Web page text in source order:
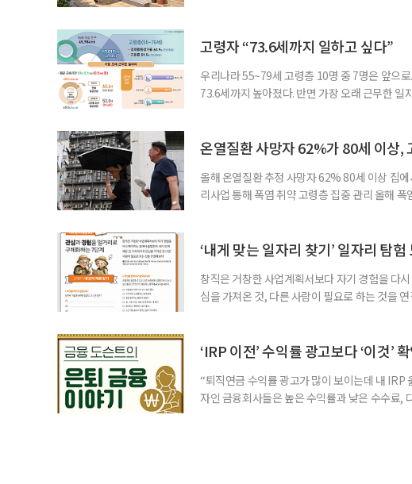
여름호에 실린 ‘통합돌봄 시행에 따른 고령자 주
고령자 “73.6세까지 일하고 싶다”
우리나라 55~79세 고령층 10명 중 7명은 앞으
73.6세까지 높아졌다. 반면 가장 오래 근무한
7000명으로, 1년 전보다 57만 명 증가했다. 15세
온열질환 사망자 62%가 80세 이상,
올해 온열질환 추정 사망자 62% 80세 이상 집
리사업 통해 폭염 취약 고령층 집중 관리 올해
고령층은 825명(33.8%), 80세 이상은 300명
‘내게 맞는 일자리 찾기’ 일자리 탐험
창직은 거창한 사업계획서보다 자기 경험을 다
심을 가져온 것, 다른 사람이 필요로 하는 것을
2._______________ 3._______________ ▷
‘IRP 이전’ 수익률 광고보다 ‘이것’
“퇴직연금 수익률 광고가 많이 보이는데 내 IRP
자인 금융회사들은 높은 수익률과 낮은 수수료,